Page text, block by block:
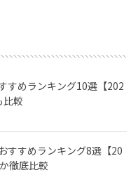
すめランキング10選【202
比較
すすめランキング8選【20
徹底比較